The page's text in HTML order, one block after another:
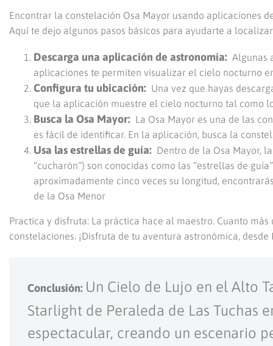
Encontrar la constelación Osa Mayor usando aplicaciones
Aquí te dejo algunos pasos básicos para ayudarte a
Descarga una aplicación de astronomía: Algunas
aplicaciones te permiten visualizar el cielo nocturno
Configura tu ubicación: Una vez que hayas
que la aplicación muestre el cielo nocturno tal como
Busca la Osa Mayor: La Osa Mayor es una de las
es fácil de identificar. En la aplicación, busca la
Usa las estrellas de guía: Dentro de la Osa Mayor,
“cucharón”) son conocidas como las “estrellas de
aproximadamente cinco veces su longitud,
de la Osa Menor
Practica y disfruta: La práctica hace al maestro. Cuanto
constelaciones. ¡Disfruta de tu aventura astronómica, desde
Conclusión: Un Cielo de Lujo en el Alto
Starlight de Peraleda de Las Tuchas
espectacular, creando un escenario